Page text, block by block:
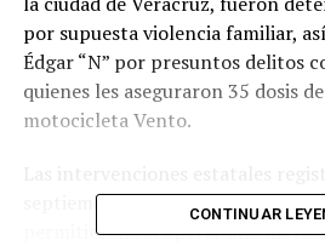
por supuesta violencia familiar,
Édgar “N” por presuntos delitos
quienes les aseguraron 35 dosis
motocicleta Vento.
septiembre, tanto en Veracruz
permitieron recuperar una
CONTINUAR